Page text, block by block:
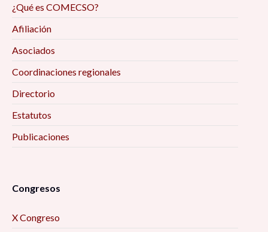
¿Qué es COMECSO?
Afiliación
Asociados
Coordinaciones regionales
Directorio
Estatutos
Publicaciones
Congresos
X Congreso